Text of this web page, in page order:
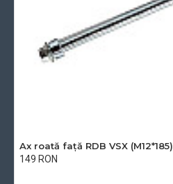
Ax roată față RDB VSX (M12*185)
149 RON